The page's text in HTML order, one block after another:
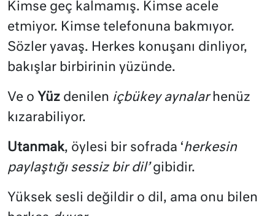
Kimse geç kalmamış. Kimse acele
etmiyor. Kimse telefonuna bakmıyor.
Sözler yavaş. Herkes konuşanı dinliyor,
bakışlar birbirinin yüzünde.
Ve o Yüz denilen içbükey aynalarhenüz
kızarabiliyor.
Utanmak, öylesi bir sofrada ‘herkesin
paylaştığı sessiz bir dil’gibidir.
Yüksek sesli değildir o dil, ama onu bilen